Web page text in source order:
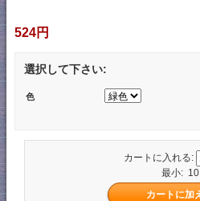
524円
選択して下さい:
色
カートに入れる:
最小: 10